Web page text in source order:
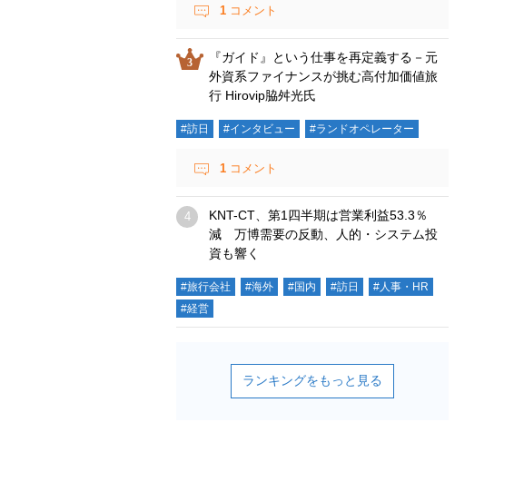
1 コメント
『ガイド』という仕事を再定義する－元
外資系ファイナンスが挑む高付加価値旅
行 Hirovip脇舛光氏
#訪日 #インタビュー #ランドオペレーター
1 コメント
KNT-CT、第1四半期は営業利益53.3％
減 万博需要の反動、人的・システム投
資も響く
#旅行会社 #海外 #国内 #訪日
#人事・HR
#経営